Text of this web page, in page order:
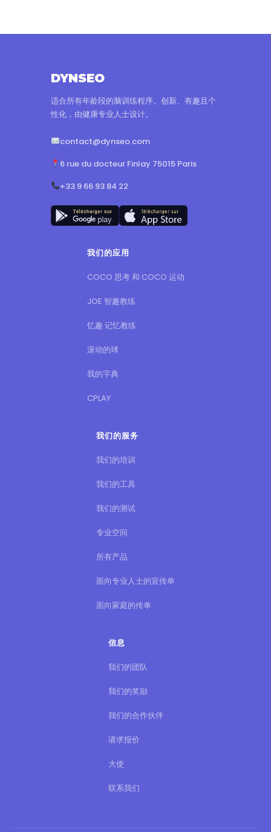
DYNSEO
适合所有年龄段的脑训练程序。创新、有趣且个
性化，由健康专业人士设计。
contact@dynseo.com
6 rue du docteur Finlay 75015 Paris
+33 9 66 93 84 22
我们的应用
COCO 思考 和 COCO 运动
JOE 智趣教练
忆趣 记忆教练
滚动的球
我的字典
CPLAY
我们的服务
我们的培训
我们的工具
我们的测试
专业空间
所有产品
面向专业人士的宣传单
面向家庭的传单
信息
我们的团队
我们的奖励
我们的合作伙伴
请求报价
大使
联系我们